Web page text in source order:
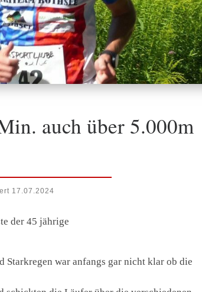
auch über 5.000m
17.07.2024
der 45 jährige
war anfangs gar nicht klar ob die